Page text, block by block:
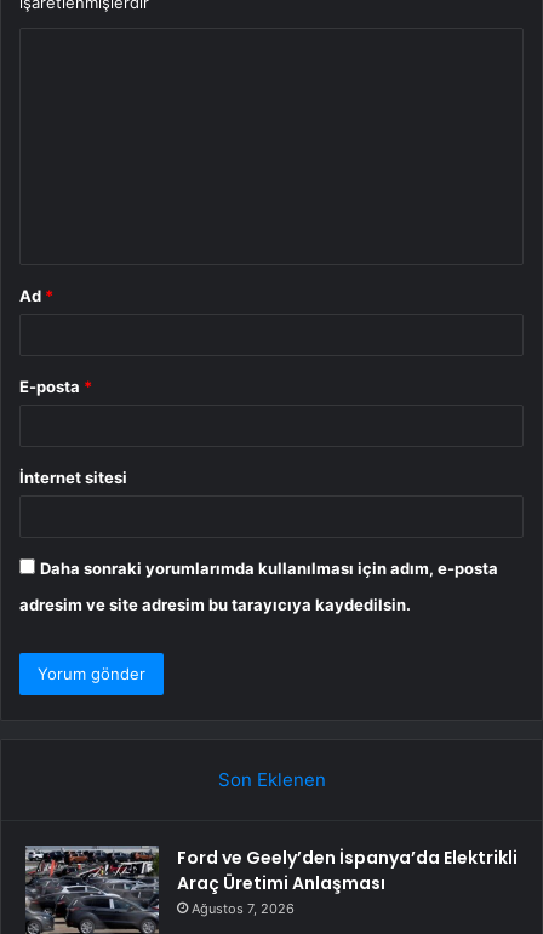
Ad *
E-posta *
İnternet sitesi
Daha sonraki yorumlarımda kullanılması için adım, e-posta
adresim ve site adresim bu tarayıcıya kaydedilsin.
Son Eklenen
Ford ve Geely’den İspanya’da Elektrikli
Araç Üretimi Anlaşması
Ağustos 7, 2026